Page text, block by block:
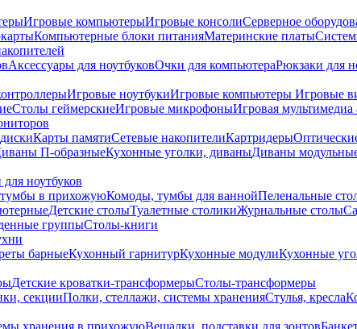
Игровые компьютерыИгровые консолиСерверное
Компьютерные блоки питанияМатеринские платы
Аксессуары для ноутбуковОчки для компьютераРюкзаки для
Игровые ноутбукиИгровые компьютеры Игровые
Столы геймерскиеИгровые микрофоныИгровая мультимедиа
Карты памятиСетевые накопителиКартридеры
П-образныеКухонные уголки, диваныДиваны
ноутбуков
в прихожуюКомоды, тумбы для ваннойПеленальные
Детские столыТуалетные столикиЖурнальные столы
группыСтолы-книги
барныеКухонный гарнитурКухонные модулиКухонные
Детские кроватки-трансформерыСтолы-трансформеры
секцииПолки, стеллажи, системы храненияСтулья, кресла
хранения в прихожуюВешалки, подставки для зонтов